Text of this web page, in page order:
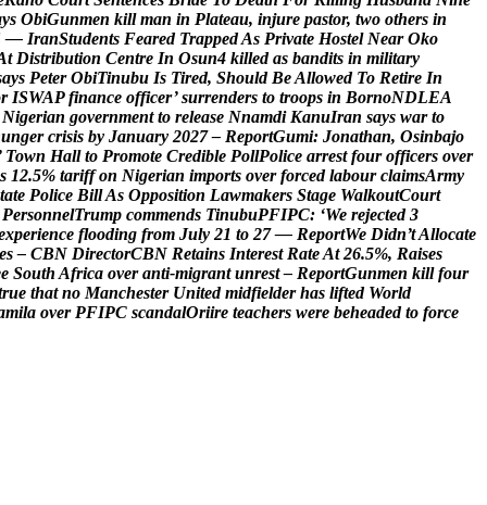
ys ObiGunmen kill man in Plateau, injure pastor, two others in
— IranStudents Feared TrappedAs Private Hostel Near Oko
t Distribution Centre In Osun4 killed as bandits in military
ays Peter ObiTinubu Is Tired, Should BeAllowed To Retire In
r ISWAP finance officer’ surrenders to troops in BornoNDLEA
Nigerian government to release Nnamdi KanuIran says war to
unger crisis by January 2027 – ReportGumi: Jonathan, Osinbajo
Town Hall to Promote Credible PollPolice arrest four officers over
s 12.5% tariff on Nigerian imports over forced labour claimsArmy
tate Police BillAs Opposition Lawmakers Stage WalkoutCourt
PersonnelTrump commends TinubuPFIPC: ‘We rejected 3
xperience flooding from July 21 to 27 — ReportWe Didn’tAllocate
es – CBN DirectorCBN Retains Interest RateAt 26.5%, Raises
e South Africa over anti-migrant unrest – ReportGunmen kill four
rue that no Manchester United midfielder has lifted World
mila over PFIPC scandalOriire teachers were beheaded to force